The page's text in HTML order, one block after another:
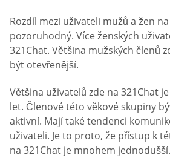
Rozdíl mezi uživateli mužů a žen
pozoruhodný. Více ženských
321Chat. Většina mužských členů
být otevřenější.
Většina uživatelů zde na 321Chat
let. Členové této věkové skupiny
aktivní. Mají také tendenci
uživateli. Je to proto, že přístup k
na 321Chat je mnohem jednodušší.